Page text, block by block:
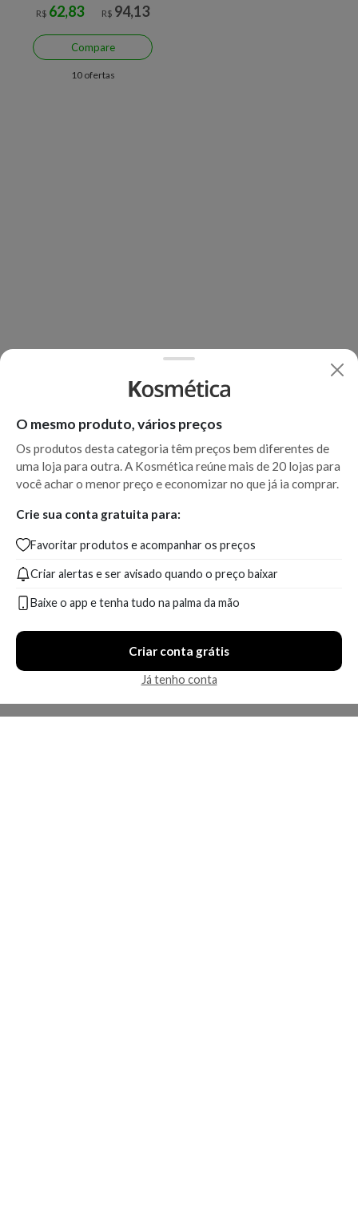
R$ 62,83
R$ 94,13
Compare
10 ofertas
O mesmo produto, vários preços
Os produtos desta categoria têm preços bem diferentes de
uma loja para outra. A Kosmética reúne mais de 20 lojas para
você achar o menor preço e economizar no que já ia comprar.
Crie sua conta gratuita para:
Favoritar produtos e acompanhar os preços
Criar alertas e ser avisado quando o preço baixar
Baixe o app e tenha tudo na palma da mão
Criar conta grátis
Já tenho conta